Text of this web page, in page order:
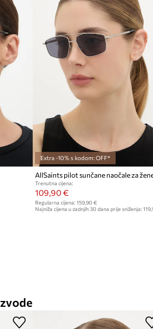
Extra -10% s kodom: OFF*
Trenutna cijena:
109,90 €
Regularna cijena:159,90 €
Najniža cijena u zadnjih 30 dana prije sniženja: